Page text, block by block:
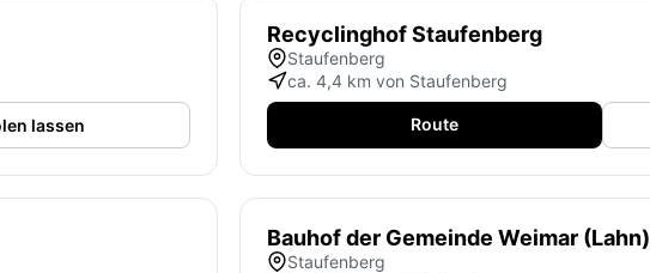
lassen
Recyclinghof Staufenberg
Staufenberg
ca. 4,4 km von Staufenberg
Route
Bauhof der Gemeinde Weimar (Lahn)
Staufenberg